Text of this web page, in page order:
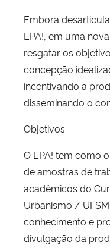
Embora
EPA!, em uma
resgatar os
concepção
incentivando a
disseminando o
Objetivos
O EPA! tem como
de amostras de
acadêmicos do
Urbanismo /
conhecimento e
divulgação da